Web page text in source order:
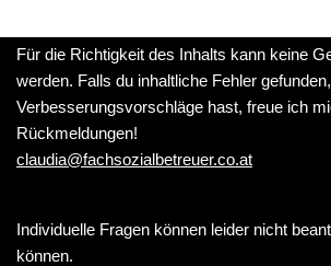
Für die Richtigkeit des Inhalts kann keine
werden. Falls du inhaltliche Fehler
Verbesserungsvorschläge hast, freue ich
Rückmeldungen!
claudia@fachsozialbetreuer.co.at
Individuelle Fragen können leider nicht
können.